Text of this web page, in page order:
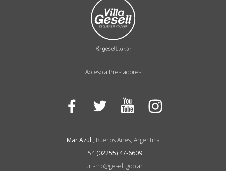
Acceso a Prestadores
Facebook Twitter YouTube
Mar Azul , Buenos Aires, Argentina
+54(02255) 47-6609
turismo@gesell.gob.ar